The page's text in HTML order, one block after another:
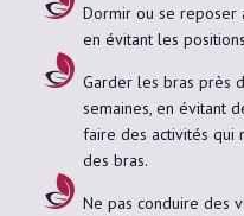
Dormir ou se
en évitant les
Garder les bras près
semaines, en évitant
faire des activités qui
des bras.
Ne pas conduire des